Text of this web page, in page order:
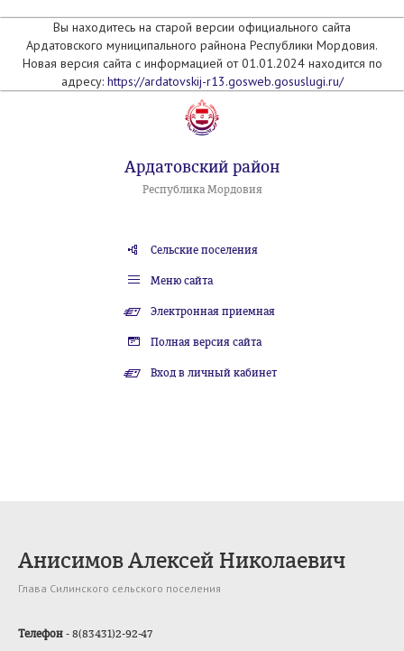
Вы находитесь на старой версии официального сайта
Ардатовского муниципального райнона Республики Мордовия.
Новая версия сайта с информацией от 01.01.2024 находится по
адресу: https://ardatovskij-r13.gosweb.gosuslugi.ru/
Ардатовский район
Республика Мордовия
Сельские поселения
Меню сайта
Электронная приемная
Полная версия сайта
Вход в личный кабинет
Анисимов Алексей Николаевич
Глава Силинского сельского поселения
Телефон - 8(83431)2-92-47